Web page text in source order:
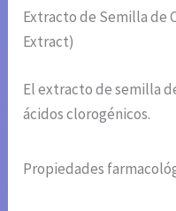
Extracto de Semilla de
Extract)
El extracto de semilla
ácidos clorogénicos.
Propiedades